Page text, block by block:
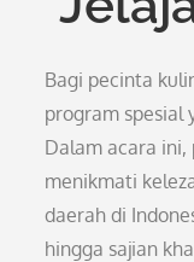
Bagi pecinta
program spesial
Dalam acara
menikmati
daerah di
hingga sajian